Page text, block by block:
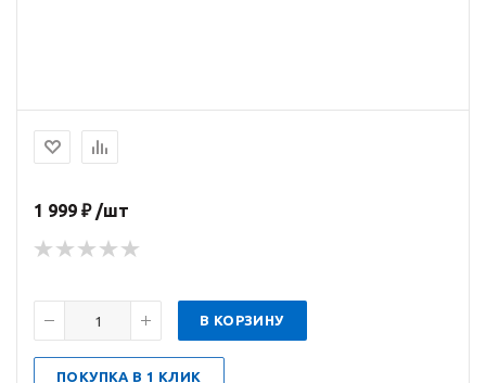
1 999 ₽ /шт
В КОРЗИНУ
ПОКУПКА В 1 КЛИК